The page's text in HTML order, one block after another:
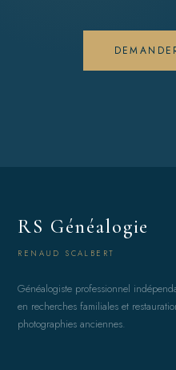
RS Généalogie
RENAUD SCALBERT
Généalogiste professionnel
en recherches familiales et
photographies anciennes.